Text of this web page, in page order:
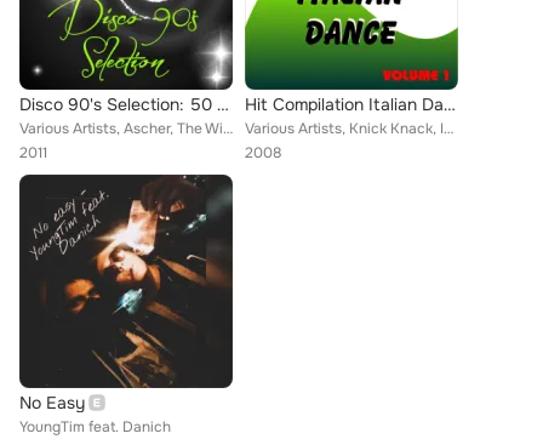
Disco 90's Selection: 50 Hits
Various Artists, Ascher, The Witch, A.C. One, St. Louis, Danich, Norton, Patricia Mare, Napolitan, Fresko, Morgan Cardinale, Ale...
2011
Hit Compilation Italian Dance
Various Artists, Knick Knack, Isabella Biffi, Gunga, A.C. One, Sea Flowers, Jenny Montola, Lady R, Fun Key Tone, Danich, Kubla, ...
2008
No Easy
YoungTim feat. Danich